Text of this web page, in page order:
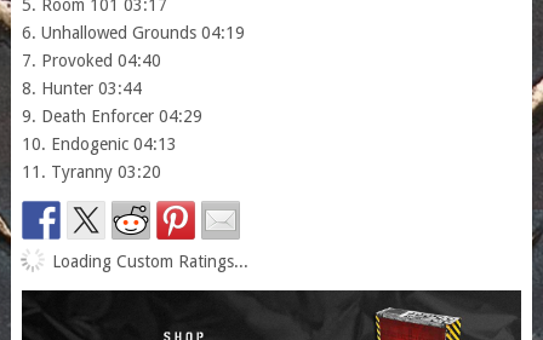
5. Room 101 03:17
6. Unhallowed Grounds 04:19
7. Provoked 04:40
8. Hunter 03:44
9. Death Enforcer 04:29
10. Endogenic 04:13
11. Tyranny 03:20
Loading Custom Ratings...